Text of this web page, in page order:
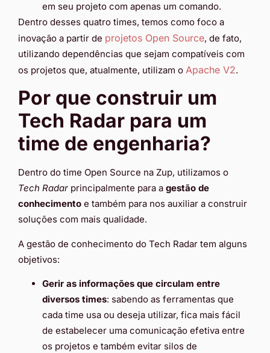
em seu projeto com apenas um comando.
Dentro desses quatro times, temos como foco a
inovação a partir de projetos Open Source, de fato,
utilizando dependências que sejam compatíveis com
os projetos que, atualmente, utilizam o Apache V2.
Por que construir um
Tech Radar para um
time de engenharia?
Dentro do time Open Source na Zup, utilizamos o
Tech Radar principalmente para a gestão de
conhecimento e também para nos auxiliar a construir
soluções com mais qualidade.
A gestão de conhecimento do Tech Radar tem alguns
objetivos:
Gerir as informações que circulam entre
diversos times: sabendo as ferramentas que
cada time usa ou deseja utilizar, fica mais fácil
de estabelecer uma comunicação efetiva entre
os projetos e também evitar silos de